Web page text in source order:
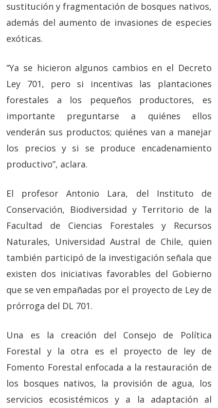
sustitución y fragmentación de bosques nativos,
además del aumento de invasiones de especies
exóticas.
“Ya se hicieron algunos cambios en el Decreto
Ley 701, pero si incentivas las plantaciones
forestales a los pequeños productores, es
importante preguntarse a quiénes ellos
venderán sus productos; quiénes van a manejar
los precios y si se produce encadenamiento
productivo”, aclara.
El profesor Antonio Lara, del Instituto de
Conservación, Biodiversidad y Territorio de la
Facultad de Ciencias Forestales y Recursos
Naturales, Universidad Austral de Chile, quien
también participó de la investigación señala que
existen dos iniciativas favorables del Gobierno
que se ven empañadas por el proyecto de Ley de
prórroga del DL 701.
Una es la creación del Consejo de Política
Forestal y la otra es el proyecto de ley de
Fomento Forestal enfocada a la restauración de
los bosques nativos, la provisión de agua, los
servicios ecosistémicos y a la adaptación al